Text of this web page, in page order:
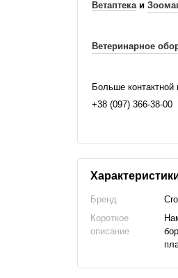
Ветаптекаи
Ветеринарное
Больше
+38 (097) 366-38-00
Бренд
Короткое
описание